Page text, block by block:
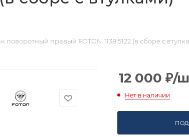
поворотный правый FOTON 1138 5122 (в сборе с
12 000 ₽/
Нет в наличии